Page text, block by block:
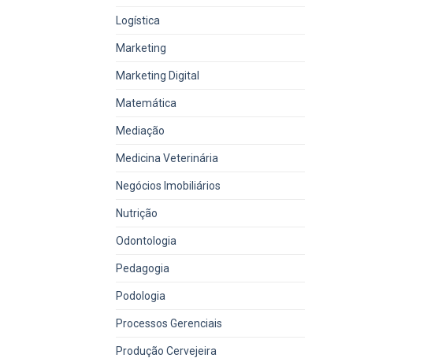
Logística
Marketing
Marketing Digital
Matemática
Mediação
Medicina Veterinária
Negócios Imobiliários
Nutrição
Odontologia
Pedagogia
Podologia
Processos Gerenciais
Produção Cervejeira